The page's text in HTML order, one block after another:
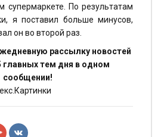
супермаркете. По результатам
я поставил больше минусов,
он во второй раз.
рассылку новостей
главных тем дня в одном
сообщении!